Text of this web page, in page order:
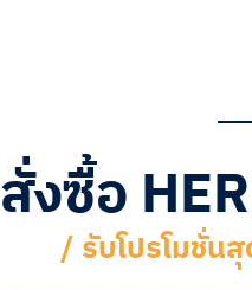
สั่งซื้อ
/ รับโปรโมชั่น